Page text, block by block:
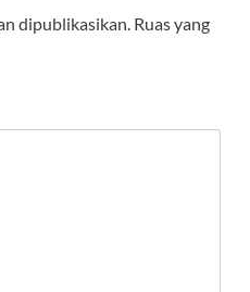
dipublikasikan. Ruas yang